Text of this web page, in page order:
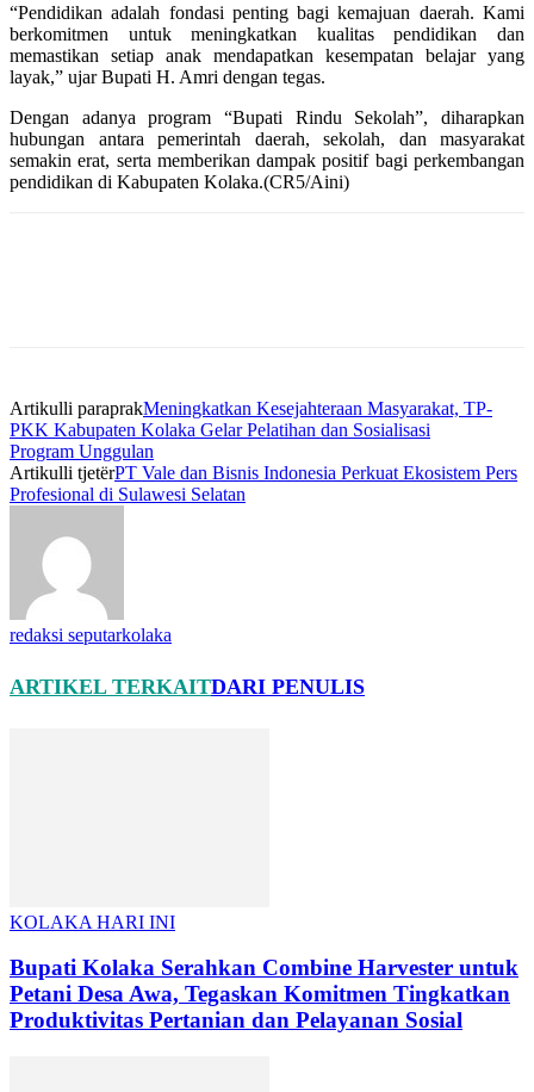
“Pendidikan adalah fondasi penting bagi kemajuan daerah. Kami
berkomitmen untuk meningkatkan kualitas pendidikan dan
memastikan setiap anak mendapatkan kesempatan belajar yang
layak,” ujar Bupati H. Amri dengan tegas.
Dengan adanya program “Bupati Rindu Sekolah”, diharapkan
hubungan antara pemerintah daerah, sekolah, dan masyarakat
semakin erat, serta memberikan dampak positif bagi perkembangan
pendidikan di Kabupaten Kolaka.(CR5/Aini)
Artikulli paraprakMeningkatkan Kesejahteraan Masyarakat, TP-
PKK Kabupaten Kolaka Gelar Pelatihan dan Sosialisasi
Program Unggulan
Artikulli tjetërPT Vale dan Bisnis Indonesia Perkuat Ekosistem Pers
Profesional di Sulawesi Selatan
redaksi seputarkolaka
ARTIKEL TERKAITDARI PENULIS
KOLAKA HARI INI
Bupati Kolaka Serahkan Combine Harvester untuk
Petani Desa Awa, Tegaskan Komitmen Tingkatkan
Produktivitas Pertanian dan Pelayanan Sosial